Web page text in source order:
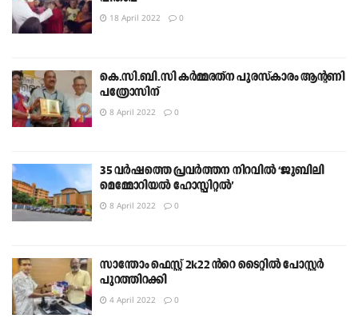
18 April 2022 0
കെ.സി.ബി.സി കര്‍മ്മരത്‌ന പുരസ്‌കാരം ആന്റണി
പത്രോസിന്
8 April 2022 0
35 വർഷത്തെ പ്രവർത്തന നിറവിൽ ‘ജൂബിലി
മെമ്മോറിയൽ ഹോസ്പിറ്റൽ’
8 April 2022 0
സാന്തോം ഫെസ്റ്റ് 2k22 ൻറെ ടൈറ്റിൽ പോസ്റ്റർ
പുറത്തിറക്കി
4 April 2022 0